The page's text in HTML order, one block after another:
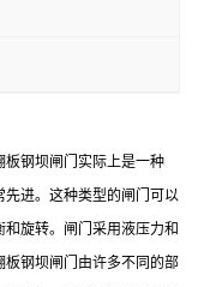
板钢坝闸门实际上是一种
进。这种类型的闸门可以
旋转。闸门采用液压力和
钢坝闸门由许多不同的部